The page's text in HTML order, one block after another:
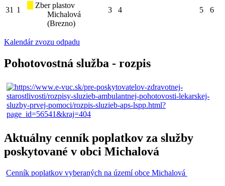
31 1
Zber plastov
Michalová
(Brezno)
3 4 5 6
Kalendár zvozu odpadu
Pohotovostná služba - rozpis
Aktuálny cenník poplatkov za služby
poskytované v obci Michalová
Cenník poplatkov vyberaných na území obce Michalová